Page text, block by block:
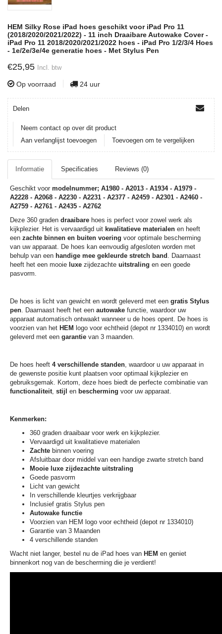
HEM Silky Rose iPad hoes geschikt voor iPad Pro 11
(2018/2020/2021/2022) - 11 inch Draaibare Autowake Cover -
iPad Pro 11 2018/2020/2021/2022 hoes - iPad Pro 1/2/3/4 Hoes
- 1e/2e/3e/4e generatie hoes - Met Stylus Pen
€25,95 Incl. btw
Op voorraad 24 uur
Delen
Neem contact op over dit product
Aan verlanglijst toevoegen
Toevoegen om te vergelijken
Informatie Specificaties Reviews (0)
Geschikt voor modelnummer; A1980 - A2013 - A1934 - A1979 -
A2228 - A2068 - A2230 - A2231 - A2377 - A2459 - A2301 - A2460 -
A2759 - A2761 - A2435 - A2762
Deze 360 graden draaibare hoes is perfect voor zowel werk als
kijkplezier. Het is vervaardigd uit kwalitatieve materialen en heeft
een zachte binnen en buiten voering voor optimale bescherming
van uw apparaat. De hoes kan eenvoudig afgesloten worden met
behulp van een handige mee gekleurde stretch band . Daarnaast
heeft het een mooie luxe zijdezachte uitstraling en een goede
pasvorm.
De hoes is licht van gewicht en wordt geleverd met een gratis Stylus
pen. Daarnaast heeft het een autowake functie, waardoor uw
apparaat automatisch ontwaakt wanneer u de hoes opent. De hoes is
voorzien van het HEM logo voor echtheid (depot nr 1334010) en wordt
geleverd met een garantie van 3 maanden.
De hoes heeft 4 verschillende standen, waardoor u uw apparaat in
de gewenste positie kunt plaatsen voor optimaal kijkplezier en
gebruiksgemak. Kortom, deze hoes biedt de perfecte combinatie van
functionaliteit, stijl en bescherming voor uw apparaat.
Kenmerken:
360 graden draaibaar voor werk en kijkplezier.
Vervaardigd uit kwalitatieve materialen
Zachte binnen voering
Afsluitbaar door middel van een handige zwarte stretch band
Mooie luxe zijdezachte uitstraling
Goede pasvorm
Licht van gewicht
In verschillende kleurtjes verkrijgbaar
Inclusief gratis Stylus pen
Autowake functie
Voorzien van HEM logo voor echtheid (depot nr 1334010)
Garantie van 3 Maanden
4 verschillende standen
­­­Wacht niet langer, bestel nu de iPad hoes van HEM en geniet
binnenkort nog van de bescherming die je verdient!